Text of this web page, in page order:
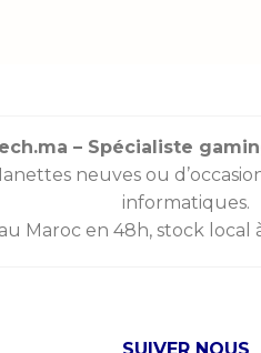
– Spécialiste
neuves ou
informatiques.
Maroc en 48h, stock local